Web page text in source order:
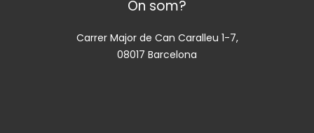
On som?
Carrer Major de Can Caralleu 1-7,
08017 Barcelona